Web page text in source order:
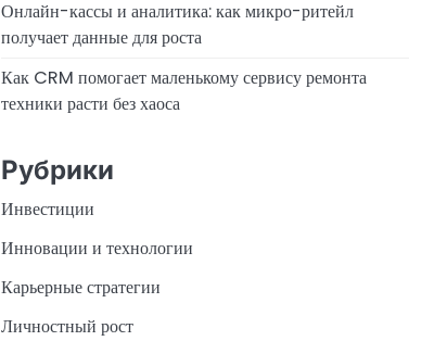
Онлайн-кассы и аналитика: как микро-ритейл
получает данные для роста
Как CRM помогает маленькому сервису ремонта
техники расти без хаоса
Рубрики
Инвестиции
Инновации и технологии
Карьерные стратегии
Личностный рост